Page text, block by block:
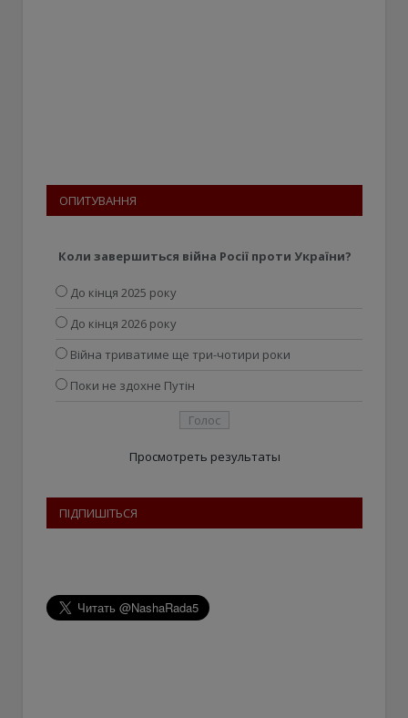
ОПИТУВАННЯ
Коли завершиться війна Росії проти України?
До кінця 2025 року
До кінця 2026 року
Війна триватиме ще три-чотири роки
Поки не здохне Путін
Просмотреть результаты
ПІДПИШІТЬСЯ